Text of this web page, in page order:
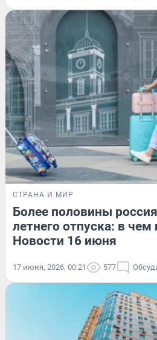
СТРАНА И МИР
Более половины
летнего отпуска: в чем
Новости 16 июня
17 июня, 2026, 00:21 577